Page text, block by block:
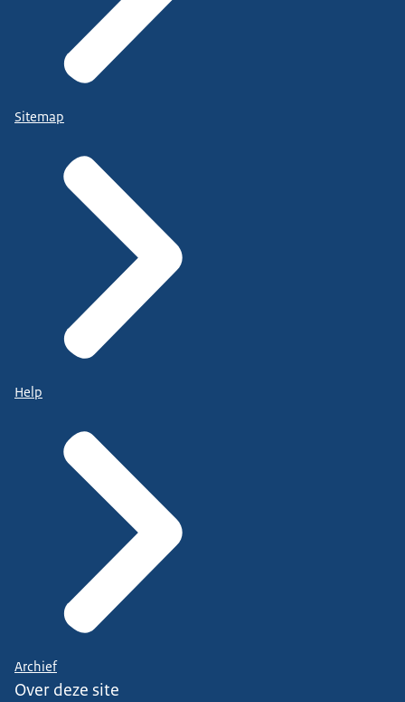
Sitemap
Help
Archief
Over deze site